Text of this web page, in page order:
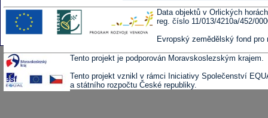
Data objektů v Orlických
reg. číslo 11/013/4210a/452/
Evropský zemědělský fond
Tento projekt je podporován Moravskoslezským krajem.
Tento projekt vznikl v rámci Iniciativy Společenství
a státního rozpočtu České republiky.